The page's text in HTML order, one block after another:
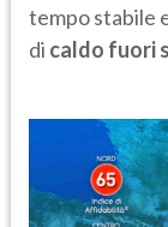
tempo stabile
di caldo fuori